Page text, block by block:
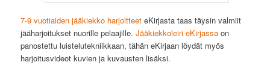
7-9 vuotiaiden jääkiekko harjoitteeteKirjasta taas täysin valmiit
jääharjoitukset nuorille pelaajille.Jääkiekkoleiri eKirjassaon
panostettu luistelutekniikkaan, tähän eKirjaan löydät myös
harjoitusvideot kuvien ja kuvausten lisäksi.